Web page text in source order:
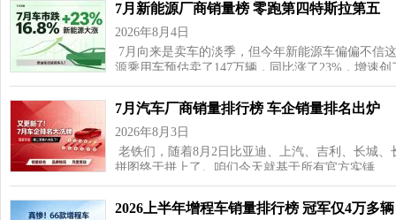
7月新能源厂商销量榜 零跑第四特斯拉第五
2026年8月4日
7月向来是卖车的淡季，但今年新能源车偏偏不信
源乘用车预估卖了147万辆，同比涨了23%，增速
7月汽车厂商销量排行榜 车企销量排名出炉
2026年8月3日
老铁们，随着8月2日比亚迪、上汽、吉利、长城
拼图终于拼上了。咱们今天就基于所有官方实锤…
2026上半年增程车销量排行榜 冠军仅4万多辆